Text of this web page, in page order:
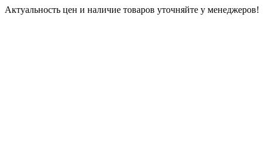
Актуальность цен и наличие товаров уточняйте у менеджеров!